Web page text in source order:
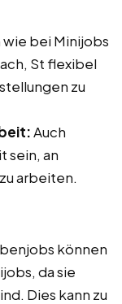
wie bei Minijobs
St flexibel
zu
Auch
sein, an
arbeiten.
können
da sie
Dies kann zu